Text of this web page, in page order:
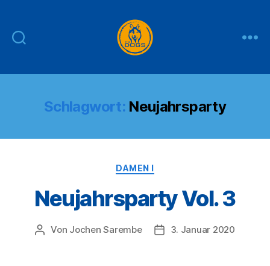
DOGS
Schlagwort: Neujahrsparty
Kategorien
DAMEN I
Neujahrsparty Vol. 3
Beitragsautor
Von Jochen Sarembe Veröffentlichungsdatum
3. Januar 2020